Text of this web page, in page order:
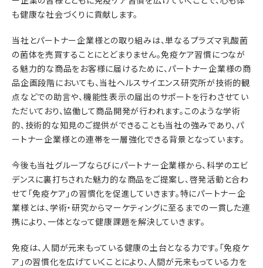
も健康な社会づくりに貢献します。
当社とパートナー企業様との取り組みは、単なるプラズマ乳酸菌
の菌体を売買することにとどまりません。免疫ケア習慣につなが
る魅力的な商品をお客様に届けるために、パートナー企業様の商
品企画段階においても、当社ヘルスサイエンス研究所が技術的観
点などでの助言や、機能性表示の届出のサポートを行わさせてい
ただいており、協働して商品開発が行われます。このような学術
的、技術的な知見のご提供ができることも当社の強みであり、パ
ートナー企業様との連帯を一層強化できる背景となっています。
今後も当社グループならびにパートナー企業様から、科学のエビ
デンスに裏打ちされた魅力的な商品をご提案し、啓発活動と合わ
せて「免疫ケア」の習慣化を促進していきます。特にパートナー企
業様とは、学術・研究からマーケティングに至るまでの一貫した連
携により、一体となって健康課題を解決していきます。
免疫は、人間が元来もっている健康の土台となる力です。「免疫ケ
ア」の習慣化を広げていくことにより、人間が元来もっている力を